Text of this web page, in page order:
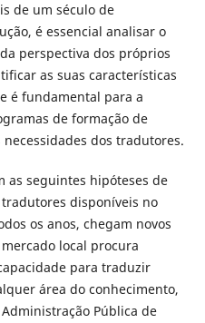
de um século de
é essencial analisar o
perspectiva dos próprios
as suas características
é fundamental para a
de formação de
dos tradutores.
as seguintes hipóteses de
disponíveis no
os anos, chegam novos
local procura
para traduzir
área do conhecimento,
Pública de